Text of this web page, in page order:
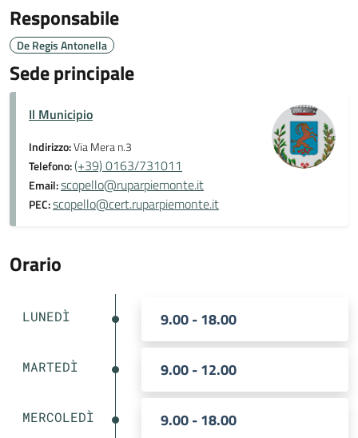
Responsabile
De Regis Antonella
Sede principale
Il Municipio
Indirizzo:Via Mera n.3
Telefono:(+39) 0163/731011
Email:scopello@ruparpiemonte.it
PEC:scopello@cert.ruparpiemonte.it
Orario
LUNEDÌ 9.00 - 18.00
MARTEDÌ 9.00 - 12.00
MERCOLEDÌ 9.00 - 18.00